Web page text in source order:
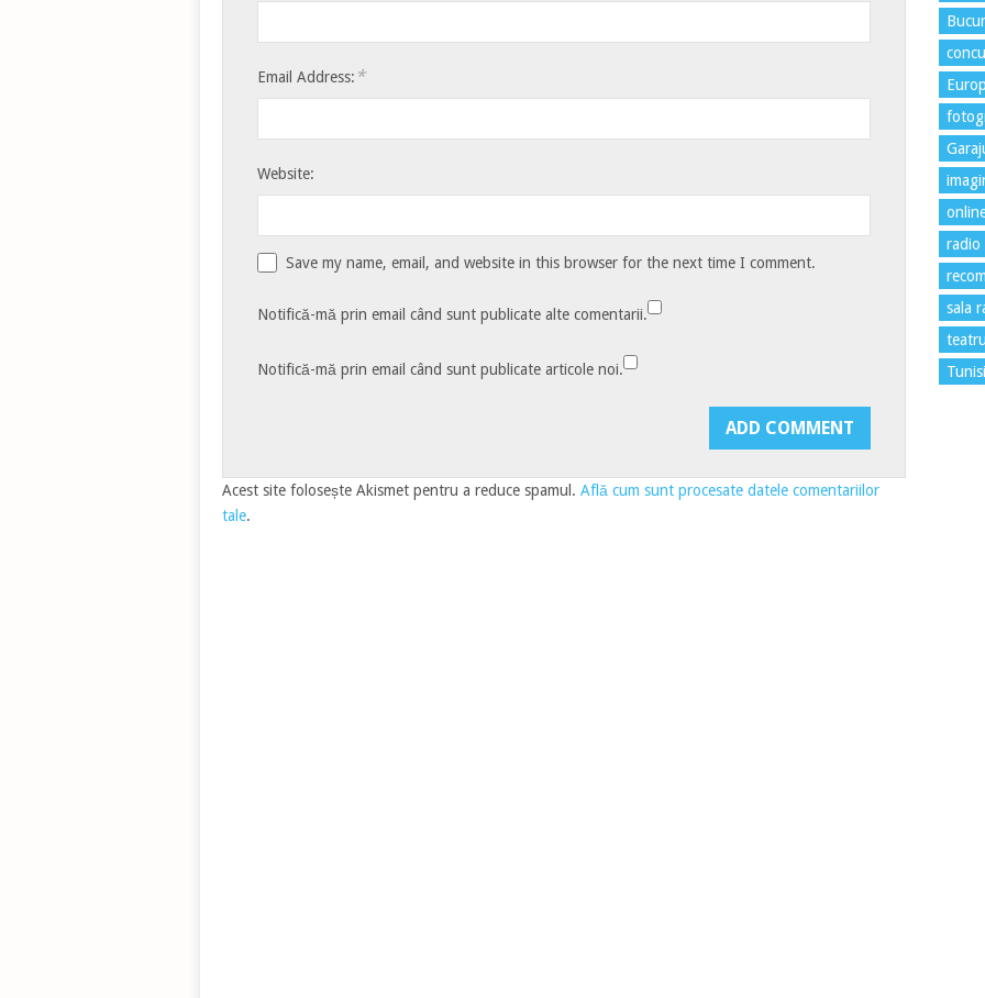
Email Address: *
Website:
Save my name, email, and website in this browser for the next time I comment.
Notifică-mă prin email când sunt publicate alte comentarii.
Notifică-mă prin email când sunt publicate articole noi.
Acest site folosește Akismet pentru a reduce spamul. Află cum sunt procesate datele comentariilor
tale.
radio
sala